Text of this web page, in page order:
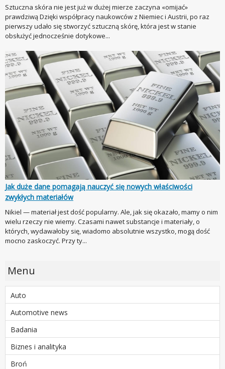
Sztuczna skóra nie jest już w dużej mierze zaczyna «omijać»
prawdziwą Dzięki współpracy naukowców z Niemiec i Austrii, po raz
pierwszy udało się stworzyć sztuczną skórę, która jest w stanie
obsłużyć jednocześnie dotykowe...
Jak duże dane pomagają nauczyć się nowych właściwości
zwykłych materiałów
Nikiel — materiał jest dość popularny. Ale, jak się okazało, mamy o nim
wielu rzeczy nie wiemy. Czasami nawet substancje i materiały, o
których, wydawałoby się, wiadomo absolutnie wszystko, mogą dość
mocno zaskoczyć. Przy ty...
Menu
Auto
Automotive news
Badania
Biznes i analityka
Broń